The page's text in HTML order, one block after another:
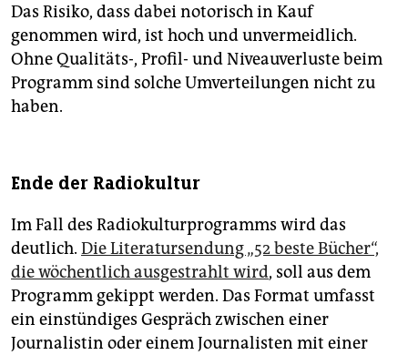
Das Risiko, dass dabei notorisch in Kauf
genommen wird, ist hoch und unvermeidlich.
Ohne Qualitäts-, Profil- und Niveauverluste beim
Programm sind solche Umverteilungen nicht zu
haben.
Ende der Radiokultur
Im Fall des Radiokulturprogramms wird das
deutlich. Die Literatursendung „52 beste Bücher“,
die wöchentlich ausgestrahlt wird, soll aus dem
Programm gekippt werden. Das Format umfasst
ein einstündiges Gespräch zwischen einer
Journalistin oder einem Journalisten mit einer